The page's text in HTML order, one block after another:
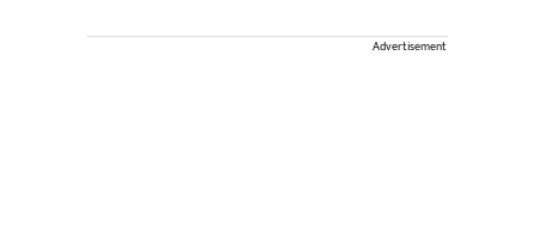
Advertisement